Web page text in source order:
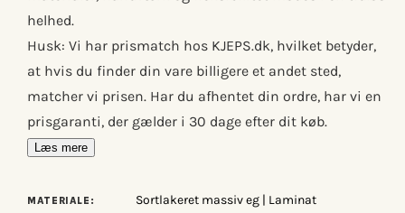
helhed.
Husk: Vi har prismatch hos KJEPS.dk, hvilket betyder,
at hvis du finder din vare billigere et andet sted,
matcher vi prisen. Har du afhentet din ordre, har vi en
prisgaranti, der gælder i 30 dage efter dit køb.
Læs mere
MATERIALE: Sortlakeret massiv eg | Laminat